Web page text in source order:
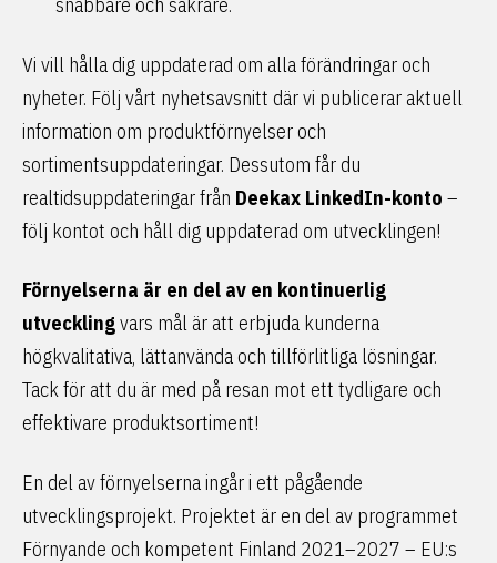
snabbare och säkrare.
Vi vill hålla dig uppdaterad om alla förändringar och
nyheter. Följ vårt nyhetsavsnitt där vi publicerar aktuell
information om produktförnyelser och
sortimentsuppdateringar. Dessutom får du
realtidsuppdateringar från Deekax LinkedIn-konto –
följ kontot och håll dig uppdaterad om utvecklingen!
Förnyelserna är en del av en kontinuerlig
utvecklingvars mål är att erbjuda kunderna
högkvalitativa, lättanvända och tillförlitliga lösningar.
Tack för att du är med på resan mot ett tydligare och
effektivare produktsortiment!
En del av förnyelserna ingår i ett pågående
utvecklingsprojekt. Projektet är en del av programmet
Förnyande och kompetent Finland 2021–2027 – EU:s